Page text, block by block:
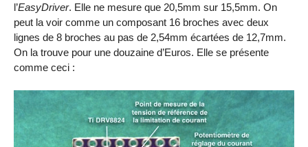
l’EasyDriver. Elle ne mesure que 20,5mm sur 15,5mm. On
peut la voir comme un composant 16 broches avec deux
lignes de 8 broches au pas de 2,54mm écartées de 12,7mm.
On la trouve pour une douzaine d’Euros. Elle se présente
comme ceci :